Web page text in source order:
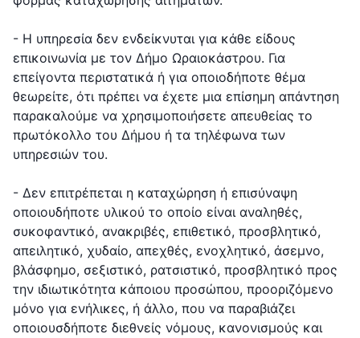
- Η υπηρεσία δεν ενδείκνυται για κάθε είδους
επικοινωνία με τον Δήμο Ωραιοκάστρου. Για
επείγοντα περιστατικά ή για οποιοδήποτε θέμα
θεωρείτε, ότι πρέπει να έχετε μια επίσημη απάντηση
παρακαλούμε να χρησιμοποιήσετε απευθείας το
πρωτόκολλο του Δήμου ή τα τηλέφωνα των
υπηρεσιών του.
- Δεν επιτρέπεται η καταχώρηση ή επισύναψη
οποιουδήποτε υλικού το οποίο είναι αναληθές,
συκοφαντικό, ανακριβές, επιθετικό, προσβλητικό,
απειλητικό, χυδαίο, απεχθές, ενοχλητικό, άσεμνο,
βλάσφημο, σεξιστικό, ρατσιστικό, προσβλητικό προς
την ιδιωτικότητα κάποιου προσώπου, προοριζόμενο
μόνο για ενήλικες, ή άλλο, που να παραβιάζει
οποιουσδήποτε διεθνείς νόμους, κανονισμούς και